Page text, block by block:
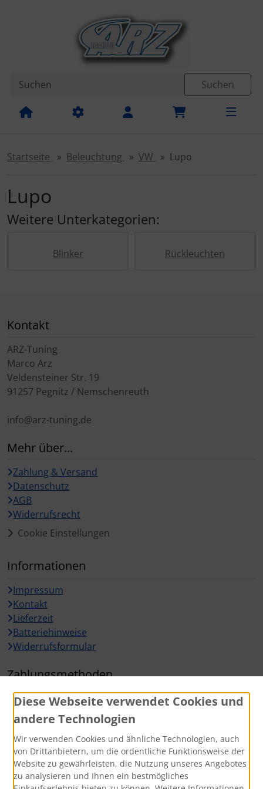
Suchen
Startseite Beleuchtung VW Lupo
Lupo
Weitere Unterkategorien:
Blinker Rückleuchten
Kontakt
ARZ-Tuning
Marco Arz
Veldensteiner Str. 19
91257 Pegnitz / Nemschenreuth
info@arz-tuning.de
Mehr über...
Zahlung & Versand
Datenschutz
AGB
Widerrufsrecht
Cookie Einstellungen
Informationen
Impressum
Kontakt
Lieferzeit
Batteriehinweise
Widerrufsformular
Zahlungsmethoden
Widerrufsbutton
Diese Webseite verwendet Cookies und
andere Technologien
Wir verwenden Cookies und ähnliche Technologien, auch
von Drittanbietern, um die ordentliche Funktionsweise der
Website zu gewährleisten, die Nutzung unseres Angebotes
zu analysieren und Ihnen ein bestmögliches